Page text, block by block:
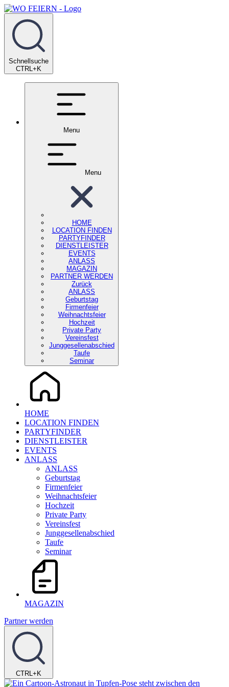
Schnellsuche
CTRL+K
Menu
Menu
HOME
LOCATION FINDEN
PARTYFINDER
DIENSTLEISTER
EVENTS
ANLASS
MAGAZIN
PARTNER WERDEN
Zurück
ANLASS
Geburtstag
Firmenfeier
Weihnachtsfeier
Hochzeit
Private Party
Vereinsfest
Junggesellenabschied
Taufe
Seminar
HOME
LOCATION FINDEN
PARTYFINDER
DIENSTLEISTER
EVENTS
ANLASS
ANLASS
Geburtstag
Firmenfeier
Weihnachtsfeier
Hochzeit
Private Party
Vereinsfest
Junggesellenabschied
Taufe
Seminar
MAGAZIN
Partner werden
CTRL+K